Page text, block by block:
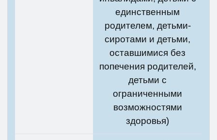
единственным
родителем, детьми-
сиротами и детьми,
оставшимися без
попечения родителей,
детьми с
ограниченными
возможностями
здоровья)